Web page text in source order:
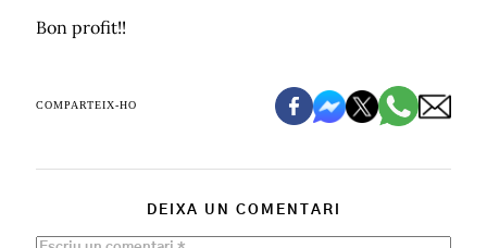
Bon profit!!
COMPARTEIX-HO
DEIXA UN COMENTARI